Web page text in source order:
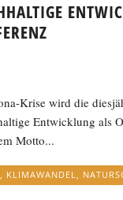
Krise wird die
Entwicklung als
Motto...
, KLIMAWANDEL,